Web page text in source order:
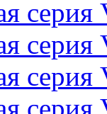
серия
серия
серия